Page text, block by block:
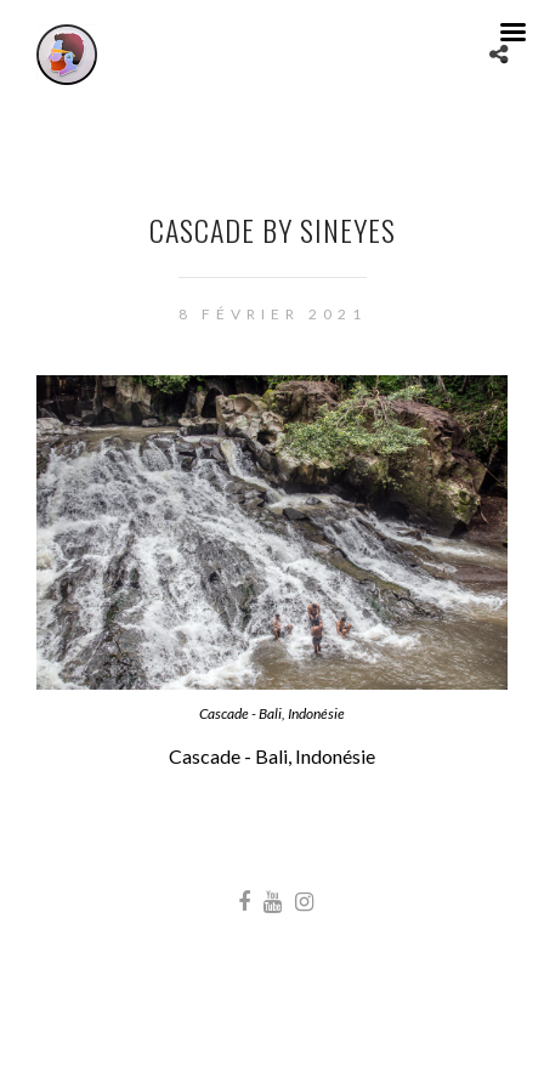
CASCADE BY SINEYES
8 FÉVRIER 2021
Cascade - Bali, Indonésie
Cascade - Bali, Indonésie